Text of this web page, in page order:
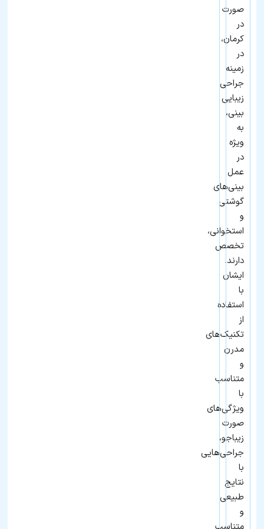
صورت
در
کرمان،
در
زمینه
جراحی
زیبایی
بینی،
به‌
ویژه
در
عمل
بینی‌های
گوشتی
و
استخوانی،
تخصص
دارند.
ایشان
با
استفاده
از
تکنیک‌های
مدرن
و
متناسب
با
ویژگی‌های
صورت
زیباجو،
جراحی‌هایی
با
نتایج
طبیعی
و